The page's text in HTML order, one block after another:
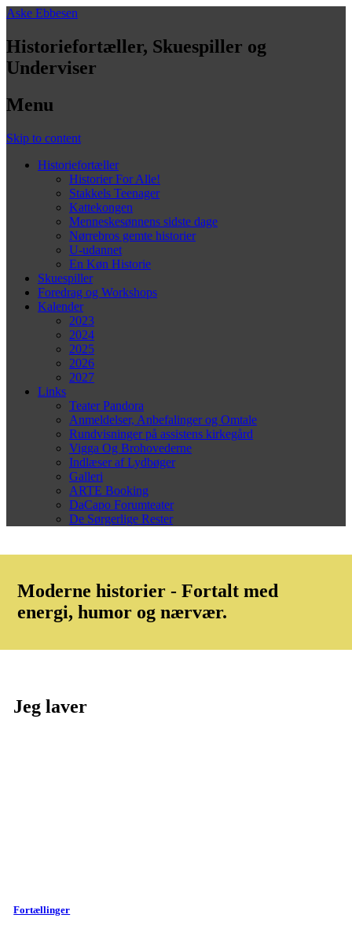
Aske Ebbesen
Historiefortæller, Skuespiller og
Underviser
Menu
Skip to content
Historiefortæller
Historier For Alle!
Stakkels Teenager
Kattekongen
Menneskesønnens sidste dage
Nørrebros gemte historier
U-udannet
En Køn Historie
Skuespiller
Foredrag og Workshops
Kalender
2023
2024
2025
2026
2027
Links
Teater Pandora
Anmeldelser, Anbefalinger og Omtale
Rundvisninger på assistens kirkegård
Vigga Og Brohovederne
Indlæser af Lydbøger
Galleri
ARTE Booking
DaCapo Forumteater
De Sørgerlige Rester
Moderne historier - Fortalt med
energi, humor og nærvær.
Jeg laver
Fortællinger